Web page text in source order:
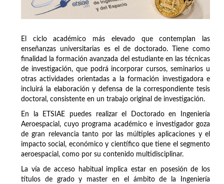
El ciclo académico más elevado que contemplan las
enseñanzas universitarias es el de doctorado. Tiene como
finalidad la formación avanzada del estudiante en las técnicas
de investigación, que podrá incorporar cursos, seminarios u
otras actividades orientadas a la formación investigadora e
incluirá la elaboración y defensa de la correspondiente tesis
doctoral, consistente en un trabajo original de investigación.
En la ETSIAE puedes realizar el Doctorado en Ingeniería
Aeroespacial, cuyo programa académico e investigador goza
de gran relevancia tanto por las múltiples aplicaciones y el
impacto social, económico y científico que tiene el segmento
aeroespacial, como por su contenido multidisciplinar.
La vía de acceso habitual implica estar en posesión de los
títulos de grado y master en el ámbito de la Ingeniería